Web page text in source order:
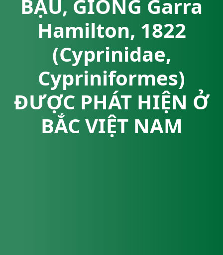
BẬU, GIỐNG Garra
Hamilton, 1822
(Cyprinidae,
Cypriniformes)
ĐƯỢC PHÁT HIỆN Ở
BẮC VIỆT NAM